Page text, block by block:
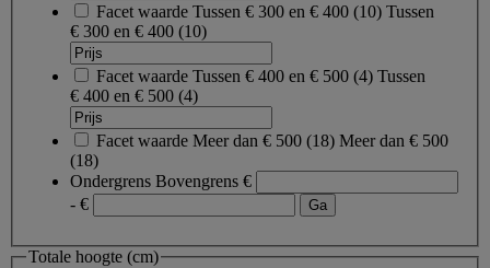
Facet waarde Tussen € 300 en € 400 (10) Tussen
€ 300 en € 400 (10)
Facet waarde Tussen € 400 en € 500 (4) Tussen
€ 400 en € 500 (4)
Facet waarde Meer dan € 500 (18) Meer dan € 500
(18)
Ondergrens Bovengrens €
- €
Totale hoogte (cm)